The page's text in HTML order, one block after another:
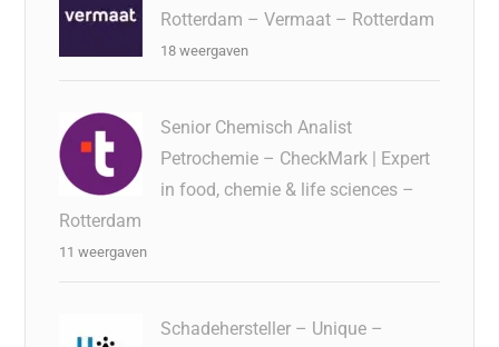
Rotterdam – Vermaat – Rotterdam
18 weergaven
Senior Chemisch Analist
Petrochemie – CheckMark | Expert
in food, chemie & life sciences –
Rotterdam
11 weergaven
Schadehersteller – Unique –